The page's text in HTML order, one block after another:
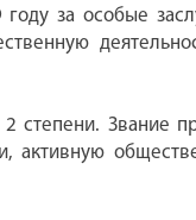
за особые
степени. Звание
активную